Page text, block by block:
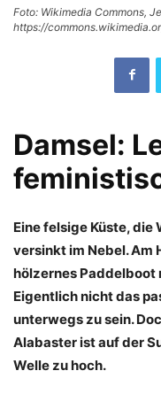
Foto: Wikimedia Commons,
https://
Damsel:
Eine felsige Küste, die
versinkt im Nebel. Am
hölzernes Paddelboot
Eigentlich nicht das
unterwegs zu sein.
Alabaster ist auf der
Welle zu hoch.